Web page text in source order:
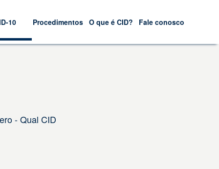
10 Procedimentos O que é CID? Fale conosco
- Qual CID